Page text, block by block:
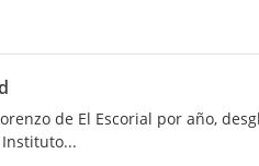
de El Escorial por año,